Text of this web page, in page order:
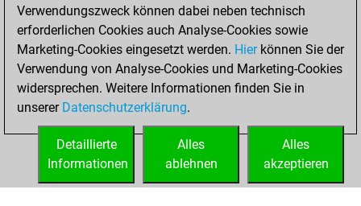
Dienstag, Juni 16,
2026
You played 3
slow games
Play
You scored +1
=0 -2 in slow games
Verwendungszweck können dabei neben technisch
erforderlichen Cookies auch Analyse-Cookies sowie
Marketing-Cookies eingesetzt werden. Hierkönnen Sie der
Verwendung von Analyse-Cookies und Marketing-Cookies
widersprechen. Weitere Informationen finden Sie in
unserer Datenschutzerklärung.
Alles
akzeptieren
Alles
ablehnen
Detaillierte
Informationen